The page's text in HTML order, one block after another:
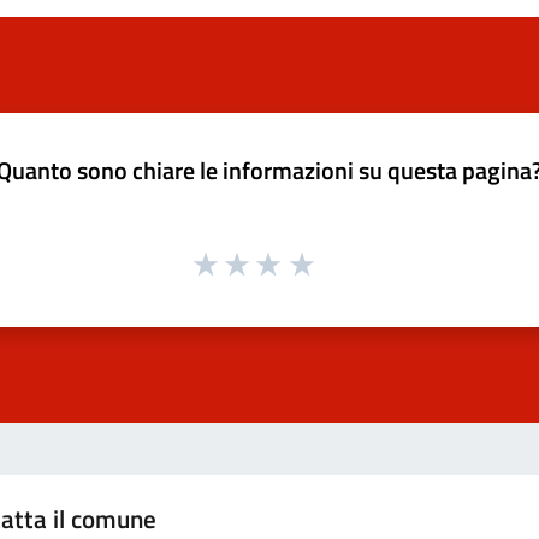
sono chiare le informazioni su questa
il comune